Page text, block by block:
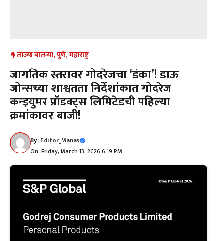
ताज्या बातम्या,पुणे,महाराष्ट्र
जागतिक स्तरावर गोदरेजचा ‘डंका’! डाऊ
जोन्सच्या शाश्वतता निर्देशांकात गोदरेज
कन्झ्युमर प्रॉडक्ट्स लिमिटेडची पहिल्या
क्रमांकावर बाजी!
By:Editor_Manas
On: Friday, March 13, 2026 6:19 PM